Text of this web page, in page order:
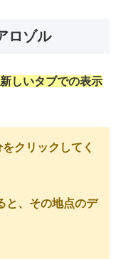
ロゾル
しいタブでの表示
クリックしてく
と、その地点のデ